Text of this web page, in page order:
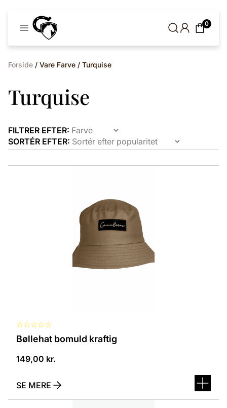
0
Forside / Vare Farve / Turquise
Turquise
FILTRER EFTER:
SORTÉR EFTER:
☆☆☆☆☆
Bøllehat bomuld kraftig
149,00 kr.
SE MERE